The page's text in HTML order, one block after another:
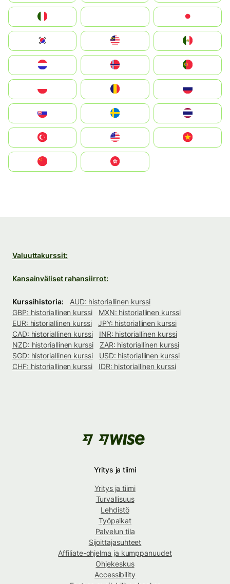
South Korea
United States
中國香港特別行政區
Valuuttakurssit:
Kansainväliset rahansiirrot:
Kurssihistoria:
AUD: historiallinen kurssi
GBP: historiallinen kurssi
MXN: historiallinen kurssi
EUR: historiallinen kurssi
JPY: historiallinen kurssi
CAD: historiallinen kurssi
INR: historiallinen kurssi
NZD: historiallinen kurssi
ZAR: historiallinen kurssi
SGD: historiallinen kurssi
USD: historiallinen kurssi
CHF: historiallinen kurssi
IDR: historiallinen kurssi
Yritys ja tiimi
Yritys ja tiimi
Turvallisuus
Lehdistö
Työpaikat
Palvelun tila
Sijoittajasuhteet
Affiliate-ohjelma ja kumppanuudet
Ohjekeskus
Accessibility